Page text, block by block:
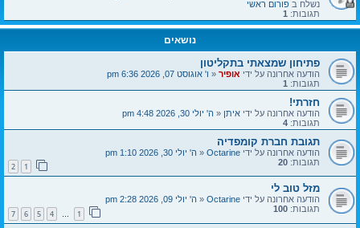
נשלח בפורום ראשי
תגובות: 1
נושאים
פתיחון שמצאתי בתקליטון
הודעה אחרונה על ידי אופיר«ו' אוגוסט 07, 2026 6:36 pm
תגובות: 1
חזרתי!
הודעה אחרונה על ידי איתן«ה' יולי 30, 2026 4:48 pm
תגובות: 4
תגובת חברת קומפדיה
הודעה אחרונה על ידי Octarine
«ה' יולי 30, 2026 1:10 pm
תגובות: 20
2
מזל טוב לי
הודעה אחרונה על ידי Octarine
«ה' יולי 09, 2026 2:28 pm
תגובות: 100
…
4
5
6
7